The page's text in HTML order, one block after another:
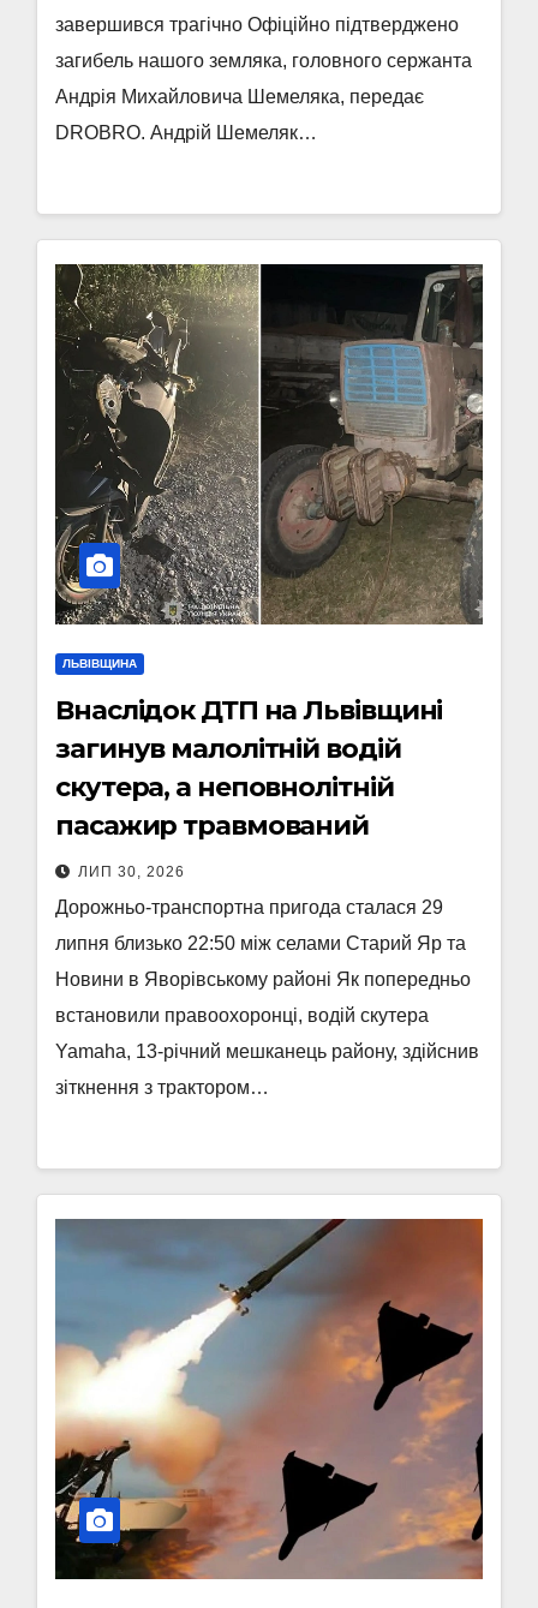
завершився трагічно Офіційно підтверджено
загибель нашого земляка, головного сержанта
Андрія Михайловича Шемеляка, передає
DROBRO. Андрій Шемеляк…
ЛЬВІВЩИНА
Внаслідок ДТП на Львівщині
загинув малолітній водій
скутера, а неповнолітній
пасажир травмований
ЛИП 30, 2026
Дорожньо-транспортна пригода сталася 29
липня близько 22:50 між селами Старий Яр та
Новини в Яворівському районі Як попередньо
встановили правоохоронці, водій скутера
Yamaha, 13-річний мешканець району, здійснив
зіткнення з трактором…